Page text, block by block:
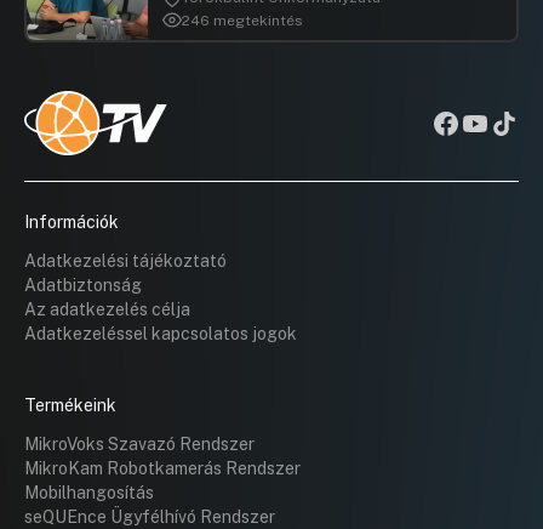
246 megtekintés
Információk
Adatkezelési tájékoztató
Adatbiztonság
Az adatkezelés célja
Adatkezeléssel kapcsolatos jogok
Termékeink
MikroVoks Szavazó Rendszer
MikroKam Robotkamerás Rendszer
Mobilhangosítás
seQUEnce Ügyfélhívó Rendszer